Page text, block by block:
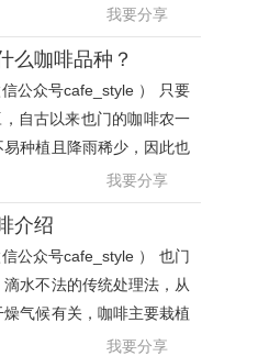
一员
我要分享
么咖啡品种？
公众号cafe_style ） 只要
自古以来也门的咖啡农一
种植且降雨稀少，因此也
多挑
我要分享
介绍
公众号cafe_style ） 也门
水不法的传统处理法，从
气候有关，咖啡主要栽植
，年
我要分享